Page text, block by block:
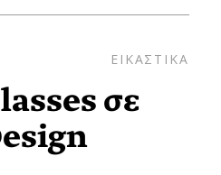
ΕΙΚΑΣΤΙΚΑ
σε